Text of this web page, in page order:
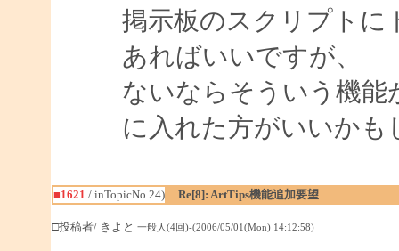
掲示板のスクリプトに
あればいいですが、
ないならそういう機能
に入れた方がいいかも
■1621 / inTopicNo.24) Re[8]: ArtTips機能追加要望
□投稿者/ きよと 一般人(4回)-(2006/05/01(Mon) 14:12:58)